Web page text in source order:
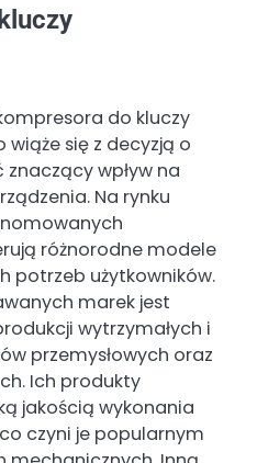
do kluczy
się z decyzją o
wpływ na
Na rynku
różnorodne modele
potrzeb użytkowników.
marek jest
wytrzymałych i
przemysłowych oraz
Ich produkty
jakością wykonania
czyni je popularnym